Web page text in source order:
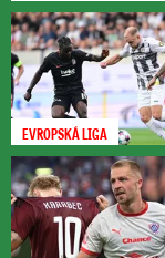
EVROPSKÁ LIGA